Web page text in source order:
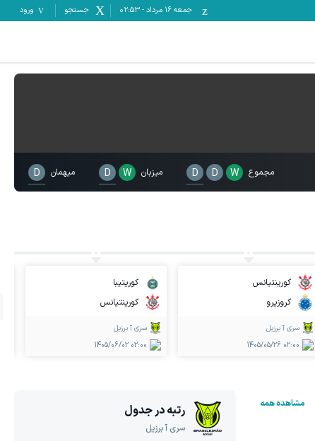
جمعه ۱۶ مرداد -
02:53 جستجو ورود
مجموع W
D
D میزبان W
D میهمان D
کورینتیانس
کروزیرو
سری آ برزیل
1405/05/26 02:00
کوریتیبا
کورینتیانس
سری آ برزیل
1405/06/02 02:00
مشاهده همه رتبه در جدول
سری آ برزیل